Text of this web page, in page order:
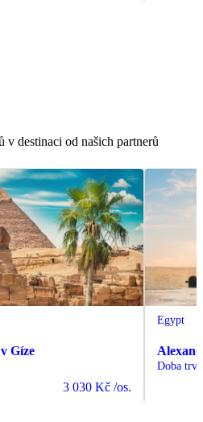
destinaci od našich partnerů
Gíze
3 030 Kč /os.
Egypt
Doba